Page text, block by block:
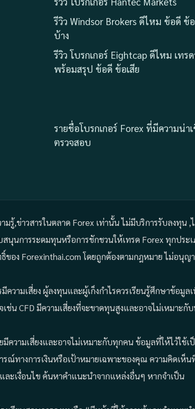
รีวิว Windsor Brokers ดีไหม ข้อดี ข้
บ้าง
รีวิว โบรกเกอร์ Eightcap ดีไหม เทร
พร้อมสรุป ข้อดี ข้อเสีย
รายชื่อโบรกเกอร์ Forex ที่มีความน่า
ตรวจสอบ
มรู้,ข่าวสารในตลาด Forex เท่านั้น ไม่มีบริการรับลง
นุนการระดมทุนหรือการชักชวนให้เทรด Forex ทุกปร
อง Forexinthai.com โดยถูกต้องตามกฎหมาย ไม่อนุ
มีความเสี่ยง ผู้ลงทุนและผู้เก็งกำไรควรเรียนรู้ศึกษาข้อ
เช่น CFD มีความเสี่ยงที่จะขาดทุนสูงและอาจไม่เหม
วามเสี่ยงและอาจไม่เหมาะกับทุกคน ข้อมูลที่ให้ไว้ใช้เ
รณ์ทางการเงินหรือเป้าหมายเฉพาะของคุณ ความคิด
ะเงื่อนไข ค้นหาคำแนะนำจากแหล่งอื่นๆ หากจำเป็น